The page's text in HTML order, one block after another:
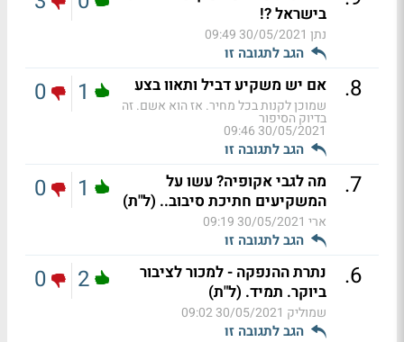
בישראל ?!
נתן 30/05/2021 09:49
הגב לתגובה זו
8
. אם יש משקיע דביל ותאוו בצע
שמוכן לקנות בכל מחיר. אז הוא אשם. זה
בדיוק הסיפור
30/05/2021 09:46
הגב לתגובה זו
1
0
7
.
מה לגבי אקופיה? עשו על
המשקיעים חתיכת סיבוב.. (ל"ת)
ארי 30/05/2021 09:19
הגב לתגובה זו
1
0
6
.
נתרת ההנפקה - למכור לציבור
ביוקר. תמיד. (ל"ת)
שמוליק 30/05/2021 09:02
הגב לתגובה זו
2
0